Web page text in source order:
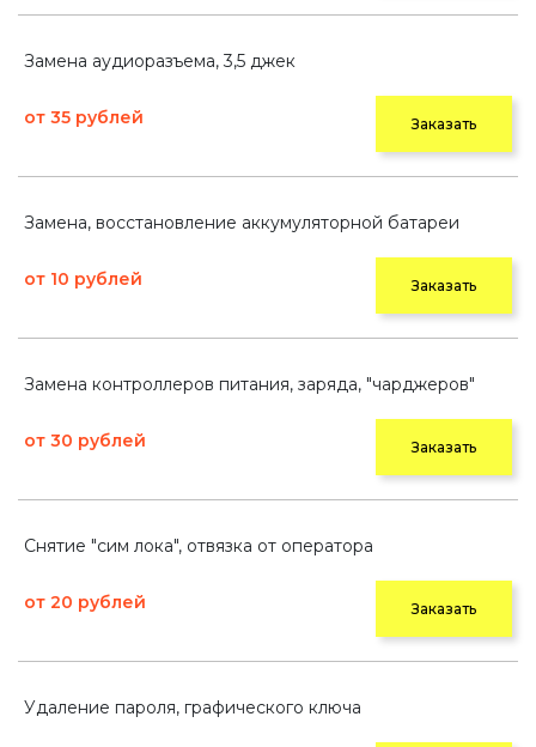
Замена аудиоразъема, 3,5 джек
от 35 рублей Заказать
Замена, восстановление аккумуляторной батареи
от 10 рублей Заказать
Замена контроллеров питания, заряда, "чарджеров"
от 30 рублей Заказать
Снятие "сим лока", отвязка от оператора
от 20 рублей Заказать
Удаление пароля, графического ключа